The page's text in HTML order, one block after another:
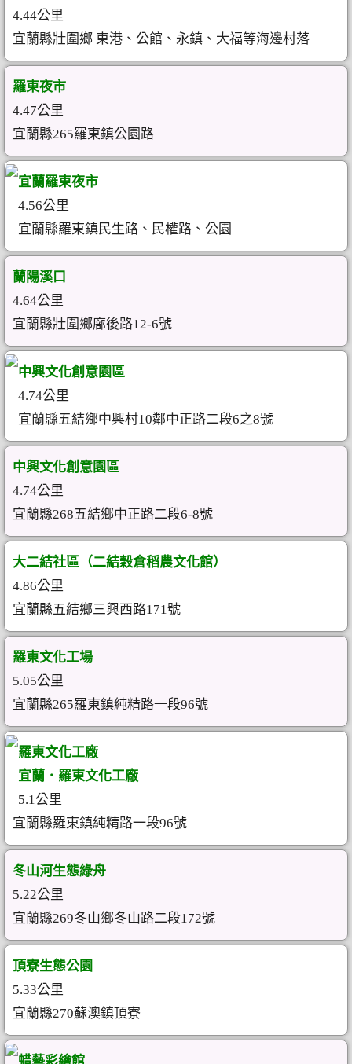
4.44公里
宜蘭縣壯圍鄉 東港、公館、永鎮、大福等海邊村落
羅東夜市
4.47公里
宜蘭縣265羅東鎮公園路
宜蘭羅東夜市
4.56公里
宜蘭縣羅東鎮民生路、民權路、公園
蘭陽溪口
4.64公里
宜蘭縣壯圍鄉廍後路12-6號
中興文化創意園區
4.74公里
宜蘭縣五結鄉中興村10鄰中正路二段6之8號
中興文化創意園區
4.74公里
宜蘭縣268五結鄉中正路二段6-8號
大二結社區（二結穀倉稻農文化館）
4.86公里
宜蘭縣五結鄉三興西路171號
羅東文化工場
5.05公里
宜蘭縣265羅東鎮純精路一段96號
羅東文化工廠
宜蘭．羅東文化工廠
5.1公里
宜蘭縣羅東鎮純精路一段96號
冬山河生態綠舟
5.22公里
宜蘭縣269冬山鄉冬山路二段172號
頂寮生態公園
5.33公里
宜蘭縣270蘇澳鎮頂寮